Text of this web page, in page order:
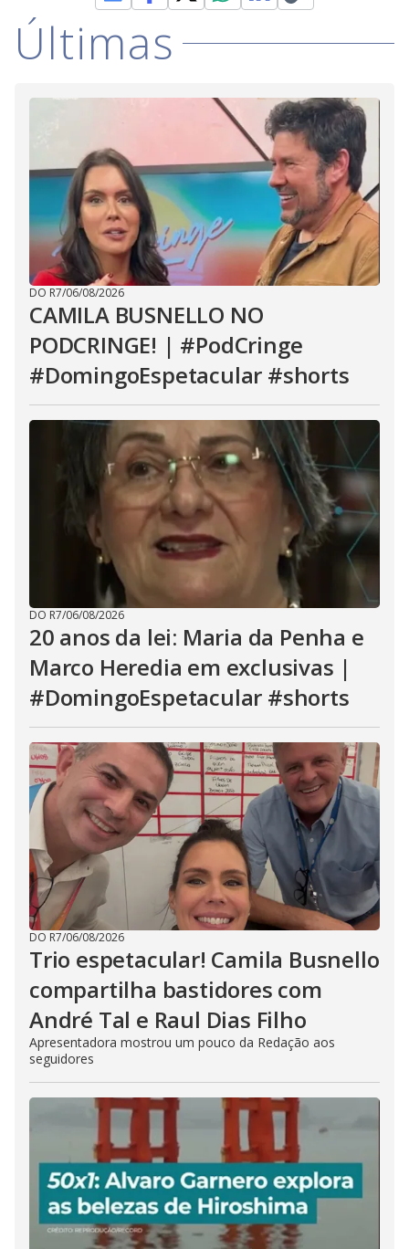
Últimas
DO R7/06/08/2026
CAMILA BUSNELLO NO
PODCRINGE! | #PodCringe
#DomingoEspetacular #shorts
DO R7/06/08/2026
20 anos da lei: Maria da Penha e
Marco Heredia em exclusivas |
#DomingoEspetacular #shorts
DO R7/06/08/2026
Trio espetacular! Camila Busnello
compartilha bastidores com
André Tal e Raul Dias Filho
Apresentadora mostrou um pouco da Redação aos
seguidores